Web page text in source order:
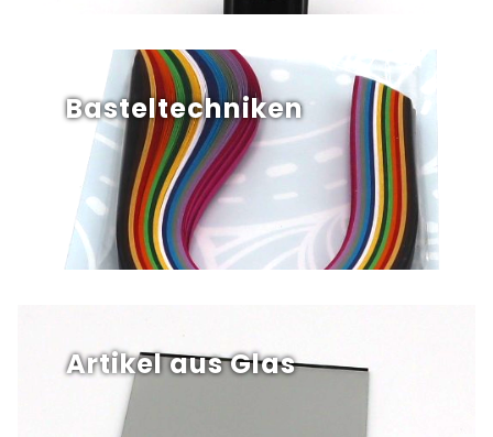
Basteltechniken
Artikel aus Glas